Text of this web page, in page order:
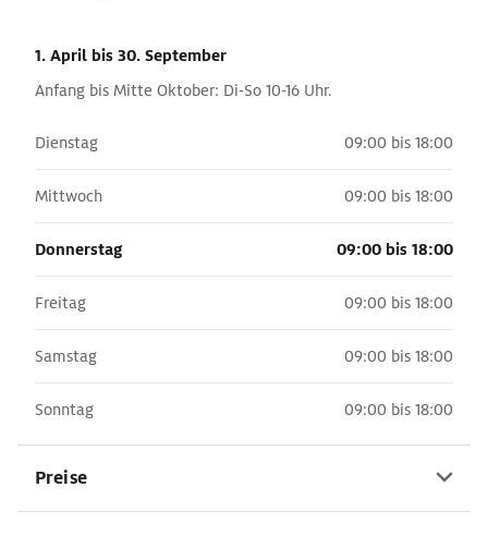
1. April bis 30. September
Anfang bis Mitte Oktober: Di-So 10-16 Uhr.
Dienstag 09:00 bis 18:00
Mittwoch 09:00 bis 18:00
Donnerstag 09:00 bis 18:00
Freitag 09:00 bis 18:00
Samstag 09:00 bis 18:00
Sonntag 09:00 bis 18:00
Preise